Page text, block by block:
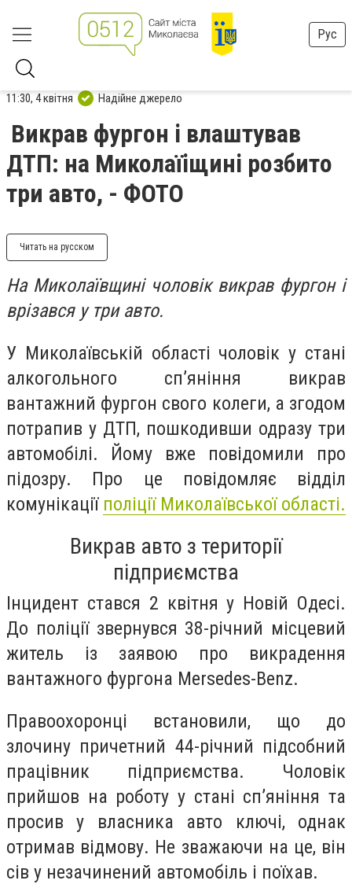
Рус
11:30, 4 квітня Надійне джерело
Викрав фургон і влаштував
ДТП: на Миколаїіщині розбито
три авто, - ФОТО
Читать на русском
На Миколаївщині чоловік викрав фургон і
врізався у три авто.
У Миколаївській області чоловік у стані
алкогольного сп’яніння викрав
вантажний фургон свого колеги, а згодом
потрапив у ДТП, пошкодивши одразу три
автомобілі. Йому вже повідомили про
підозру. Про це повідомляє відділ
комунікації поліції Миколаївської області.
Викрав авто з території
підприємства
Інцидент стався 2 квітня у Новій Одесі.
До поліції звернувся 38-річний місцевий
житель із заявою про викрадення
вантажного фургона Mersedes-Benz.
Правоохоронці встановили, що до
злочину причетний 44-річний підсобний
працівник підприємства. Чоловік
прийшов на роботу у стані сп’яніння та
просив у власника авто ключі, однак
отримав відмову. Не зважаючи на це, він
сів у незачинений автомобіль і поїхав.